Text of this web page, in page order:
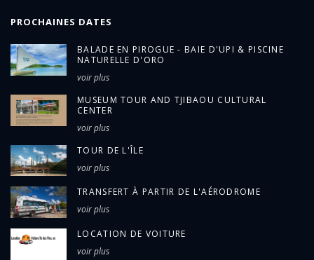
PROCHAINES DATES
BALADE EN PIROGUE - BAIE D'UPI & PISCINE
NATURELLE D'ORO
voir plus
MUSEUM TOUR AND TJIBAOU CULTURAL
CENTER
voir plus
TOUR DE L'ÎLE
voir plus
TRANSFERT À PARTIR DE L'AÉRODROME
voir plus
LOCATION DE VOITURE
voir plus